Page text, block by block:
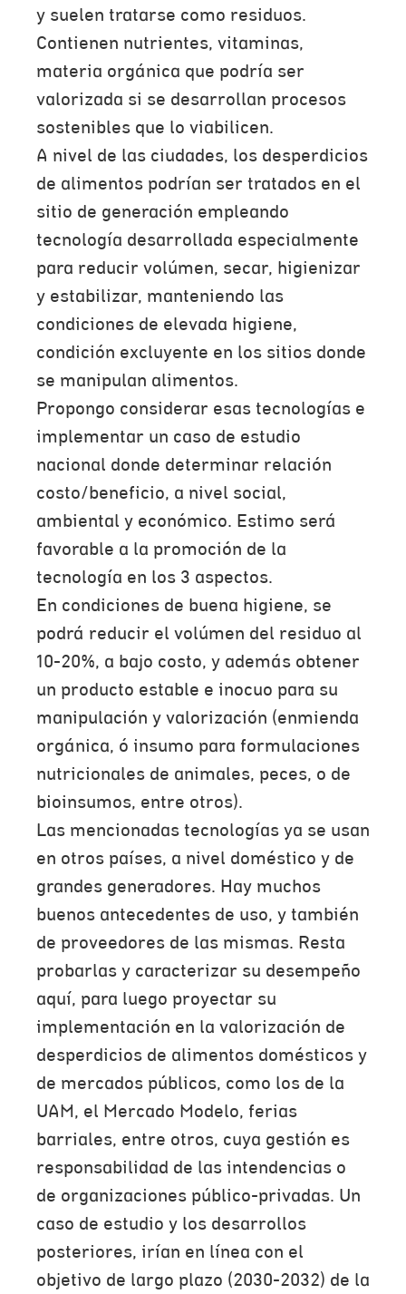
y suelen tratarse como residuos.
Contienen nutrientes, vitaminas,
materia orgánica que podría ser
valorizada si se desarrollan procesos
sostenibles que lo viabilicen.
A nivel de las ciudades, los desperdicios
de alimentos podrían ser tratados en el
sitio de generación empleando
tecnología desarrollada especialmente
para reducir volúmen, secar, higienizar
y estabilizar, manteniendo las
condiciones de elevada higiene,
condición excluyente en los sitios donde
se manipulan alimentos.
Propongo considerar esas tecnologías e
implementar un caso de estudio
nacional donde determinar relación
costo/beneficio, a nivel social,
ambiental y económico. Estimo será
favorable a la promoción de la
tecnología en los 3 aspectos.
En condiciones de buena higiene, se
podrá reducir el volúmen del residuo al
10-20%, a bajo costo, y además obtener
un producto estable e inocuo para su
manipulación y valorización (enmienda
orgánica, ó insumo para formulaciones
nutricionales de animales, peces, o de
bioinsumos, entre otros).
Las mencionadas tecnologías ya se usan
en otros países, a nivel doméstico y de
grandes generadores. Hay muchos
buenos antecedentes de uso, y también
de proveedores de las mismas. Resta
probarlas y caracterizar su desempeño
aquí, para luego proyectar su
implementación en la valorización de
desperdicios de alimentos domésticos y
de mercados públicos, como los de la
UAM, el Mercado Modelo, ferias
barriales, entre otros, cuya gestión es
responsabilidad de las intendencias o
de organizaciones público-privadas. Un
caso de estudio y los desarrollos
posteriores, irían en línea con el
objetivo de largo plazo (2030-2032) de la